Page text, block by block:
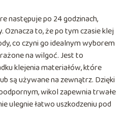
następuje po 24 godzinach,
to, że po tym czasie klej
co czyni go idealnym wyborem
na wilgoć. Jest to
klejenia materiałów, które
są używane na zewnątrz. Dzięki
wikol zapewnia trwałe
ulegnie łatwo uszkodzeniu pod